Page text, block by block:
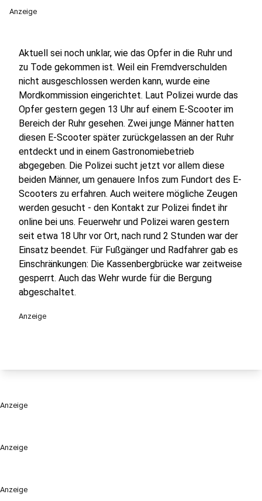
Anzeige
Anzeige
Anzeige
Aktuell sei noch unklar, wie das Opfer in die Ruhr und
zu Tode gekommen ist. Weil ein Fremdverschulden
nicht ausgeschlossen werden kann, wurde eine
Mordkommission eingerichtet. Laut Polizei wurde das
Opfer gestern gegen 13 Uhr auf einem E-Scooter im
Bereich der Ruhr gesehen. Zwei junge Männer hatten
diesen E-Scooter später zurückgelassen an der Ruhr
entdeckt und in einem Gastronomiebetrieb
abgegeben. Die Polizei sucht jetzt vor allem diese
beiden Männer, um genauere Infos zum Fundort des E-
Scooters zu erfahren. Auch weitere mögliche Zeugen
werden gesucht - den Kontakt zur Polizei findet ihr
online bei uns. Feuerwehr und Polizei waren gestern
seit etwa 18 Uhr vor Ort, nach rund 2 Stunden war der
Einsatz beendet. Für Fußgänger und Radfahrer gab es
Einschränkungen: Die Kassenbergbrücke war zeitweise
gesperrt. Auch das Wehr wurde für die Bergung
abgeschaltet.
Anzeige
Anzeige